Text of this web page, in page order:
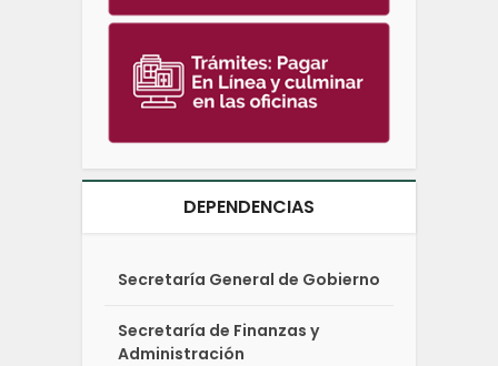
DEPENDENCIAS
Secretaría General de Gobierno
Secretaría de Finanzas y
Administración